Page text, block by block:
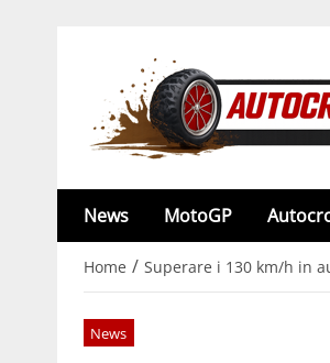
News MotoGP
Home / Superare i 130 km/h in
News